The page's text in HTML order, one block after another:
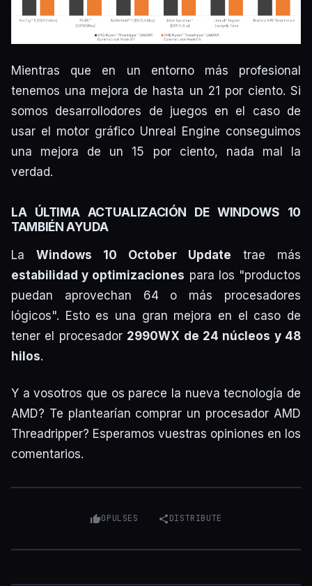
Mientras que en un entorno más profesional
tenemos una mejora de hasta un 21 por ciento. Si
somos desarrollodores de juegos en el caso de
usar el motor gráfico Unreal Engine conseguimos
una mejora de un 15 por ciento, nada mal la
verdad.
LA ÚLTIMA ACTUALIZACIÓN DE WINDOWS 10
TAMBIÉN AYUDA
La Windows 10 October Update trae más
estabilidad y optimizaciones para los "productos
puedan aprovechan 64 o más procesadores
lógicos". Esto es una gran mejora en el caso de
tener el procesador 2990WX de 24 núcleos y 48
hilos.
Y a vosotros que os parece la nueva tecnología de
AMD? Te plantearían comprar un procesador AMD
Threadripper? Esperamos vuestras opiniones en los
comentarios.
0PULSES DISTRIBUTE